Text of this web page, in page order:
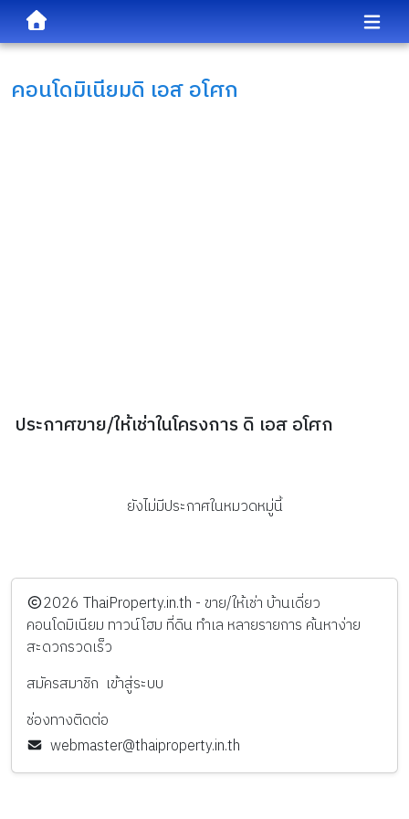
คอนโดมิเนียมดิ เอส อโศก
ประกาศขาย/ให้เช่าในโครงการ ดิ เอส อโศก
ยังไม่มีประกาศในหมวดหมู่นี้
️2026 ThaiProperty.in.th - ขาย/ให้เช่า บ้านเดี่ยว
คอนโดมิเนียม ทาวน์โฮม ที่ดิน ทำเล หลายรายการ ค้นหาง่าย
สะดวกรวดเร็ว
สมัครสมาชิก เข้าสู่ระบบ
ช่องทางติดต่อ
webmaster@thaiproperty.in.th